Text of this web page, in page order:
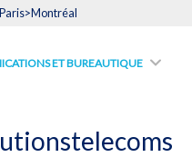
ET BUREAUTIQUE